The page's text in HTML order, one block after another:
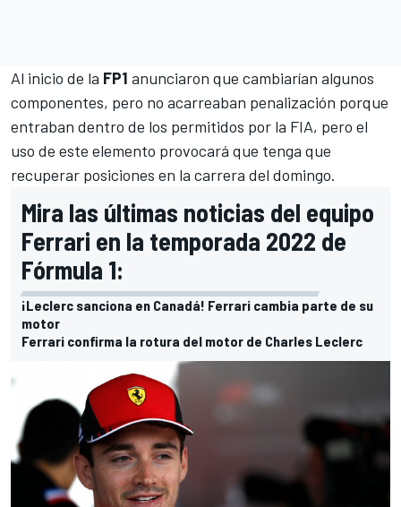
Al inicio de la FP1 anunciaron que cambiarían algunos
componentes, pero no acarreaban penalización porque
entraban dentro de los permitidos por la FIA, pero el
uso de este elemento provocará que tenga que
recuperar posiciones en la carrera del domingo.
Mira las últimas noticias del equipo
Ferrari en la temporada 2022 de
Fórmula 1:
¡Leclerc sanciona en Canadá! Ferrari cambia parte de su
motor
Ferrari confirma la rotura del motor de Charles Leclerc